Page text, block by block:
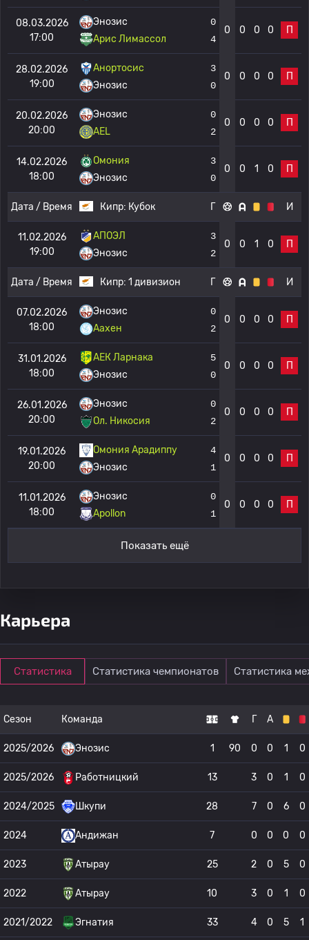
08.03.2026
17:00
Энозис
Арис Лимассол
0
4
0 0 0 0 П
28.02.2026
19:00
Анортосис
Энозис
3
0
0 0 0 0 П
20.02.2026
20:00
Энозис
AEL
0
2
0 0 0 0 П
14.02.2026
18:00
Омония
Энозис
3
0
0 0 1 0 П
Дата / Время Кипр: Кубок Г И
11.02.2026
19:00
АПОЭЛ
Энозис
3
2
0 0 1 0 П
Дата / Время Кипр: 1 дивизион Г И
07.02.2026
18:00
Энозис
Аахен
0
2
0 0 0 0 П
31.01.2026
18:00
АЕК Ларнака
Энозис
5
0
0 0 0 0 П
26.01.2026
20:00
Энозис
Ол. Никосия
0
2
0 0 0 0 П
19.01.2026
20:00
Омония Арадиппу
Энозис
4
1
0 0 0 0 П
11.01.2026
18:00
Энозис
Apollon
0
1
0 0 0 0 П
Показать ещё
Карьера
Статистика Статистика чемпионатов Статистика
Сезон Команда Г А
2025/2026 Энозис 1 90 0 0 1 0
2025/2026 Работницкий 13 3 0 1 0
2024/2025 Шкупи 28 7 0 6 0
2024 Андижан 7 0 0 0 0
2023 Атырау 25 2 0 5 0
2022 Атырау 10 3 0 1 0
2021/2022 Эгнатия 33 4 0 5 1